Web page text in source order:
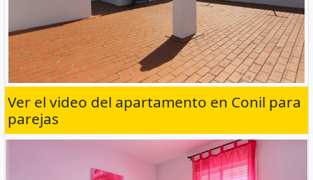
Ver el video del apartamento en Conil para
parejas